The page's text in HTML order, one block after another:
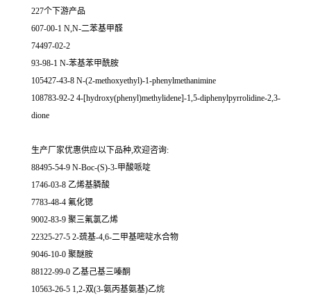
227个下游产品
607-00-1 N,N-二苯基甲醛
74497-02-2
93-98-1 N-苯基苯甲酰胺
105427-43-8 N-(2-methoxyethyl)-1-phenylmethanimine
108783-92-2 4-[hydroxy(phenyl)methylidene]-1,5-diphenylpyrrolidine-2,3-
dione
生产厂家优惠供应以下品种,欢迎咨询:
88495-54-9 N-Boc-(S)-3-甲酸哌啶
1746-03-8 乙烯基膦酸
7783-48-4 氟化锶
9002-83-9 聚三氟氯乙烯
22325-27-5 2-巯基-4,6-二甲基嘧啶水合物
9046-10-0 聚醚胺
88122-99-0 乙基己基三嗪酮
10563-26-5 1,2-双(3-氨丙基氨基)乙烷